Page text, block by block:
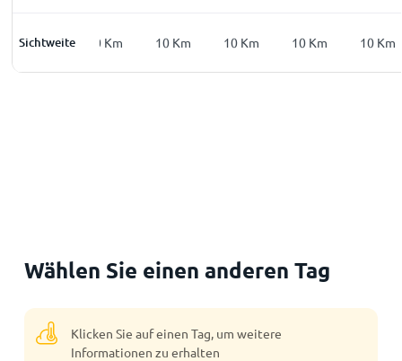
Sichtweite
10Km 10 Km 10 Km 10 Km 10 Km 10 Km
Wählen Sie einen anderen Tag
Klicken Sie auf einen Tag, um weitere
Informationen zu erhalten